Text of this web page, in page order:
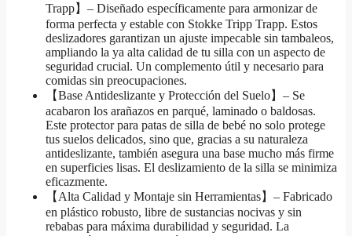
Trapp】– Diseñado específicamente para armonizar de
forma perfecta y estable con Stokke Tripp Trapp. Estos
deslizadores garantizan un ajuste impecable sin tambaleos,
ampliando la ya alta calidad de tu silla con un aspecto de
seguridad crucial. Un complemento útil y necesario para
comidas sin preocupaciones.
【Base Antideslizante y Protección del Suelo】– Se
acabaron los arañazos en parqué, laminado o baldosas.
Este protector para patas de silla de bebé no solo protege
tus suelos delicados, sino que, gracias a su naturaleza
antideslizante, también asegura una base mucho más firme
en superficies lisas. El deslizamiento de la silla se minimiza
eficazmente.
【Alta Calidad y Montaje sin Herramientas】– Fabricado
en plástico robusto, libre de sustancias nocivas y sin
rebabas para máxima durabilidad y seguridad. La